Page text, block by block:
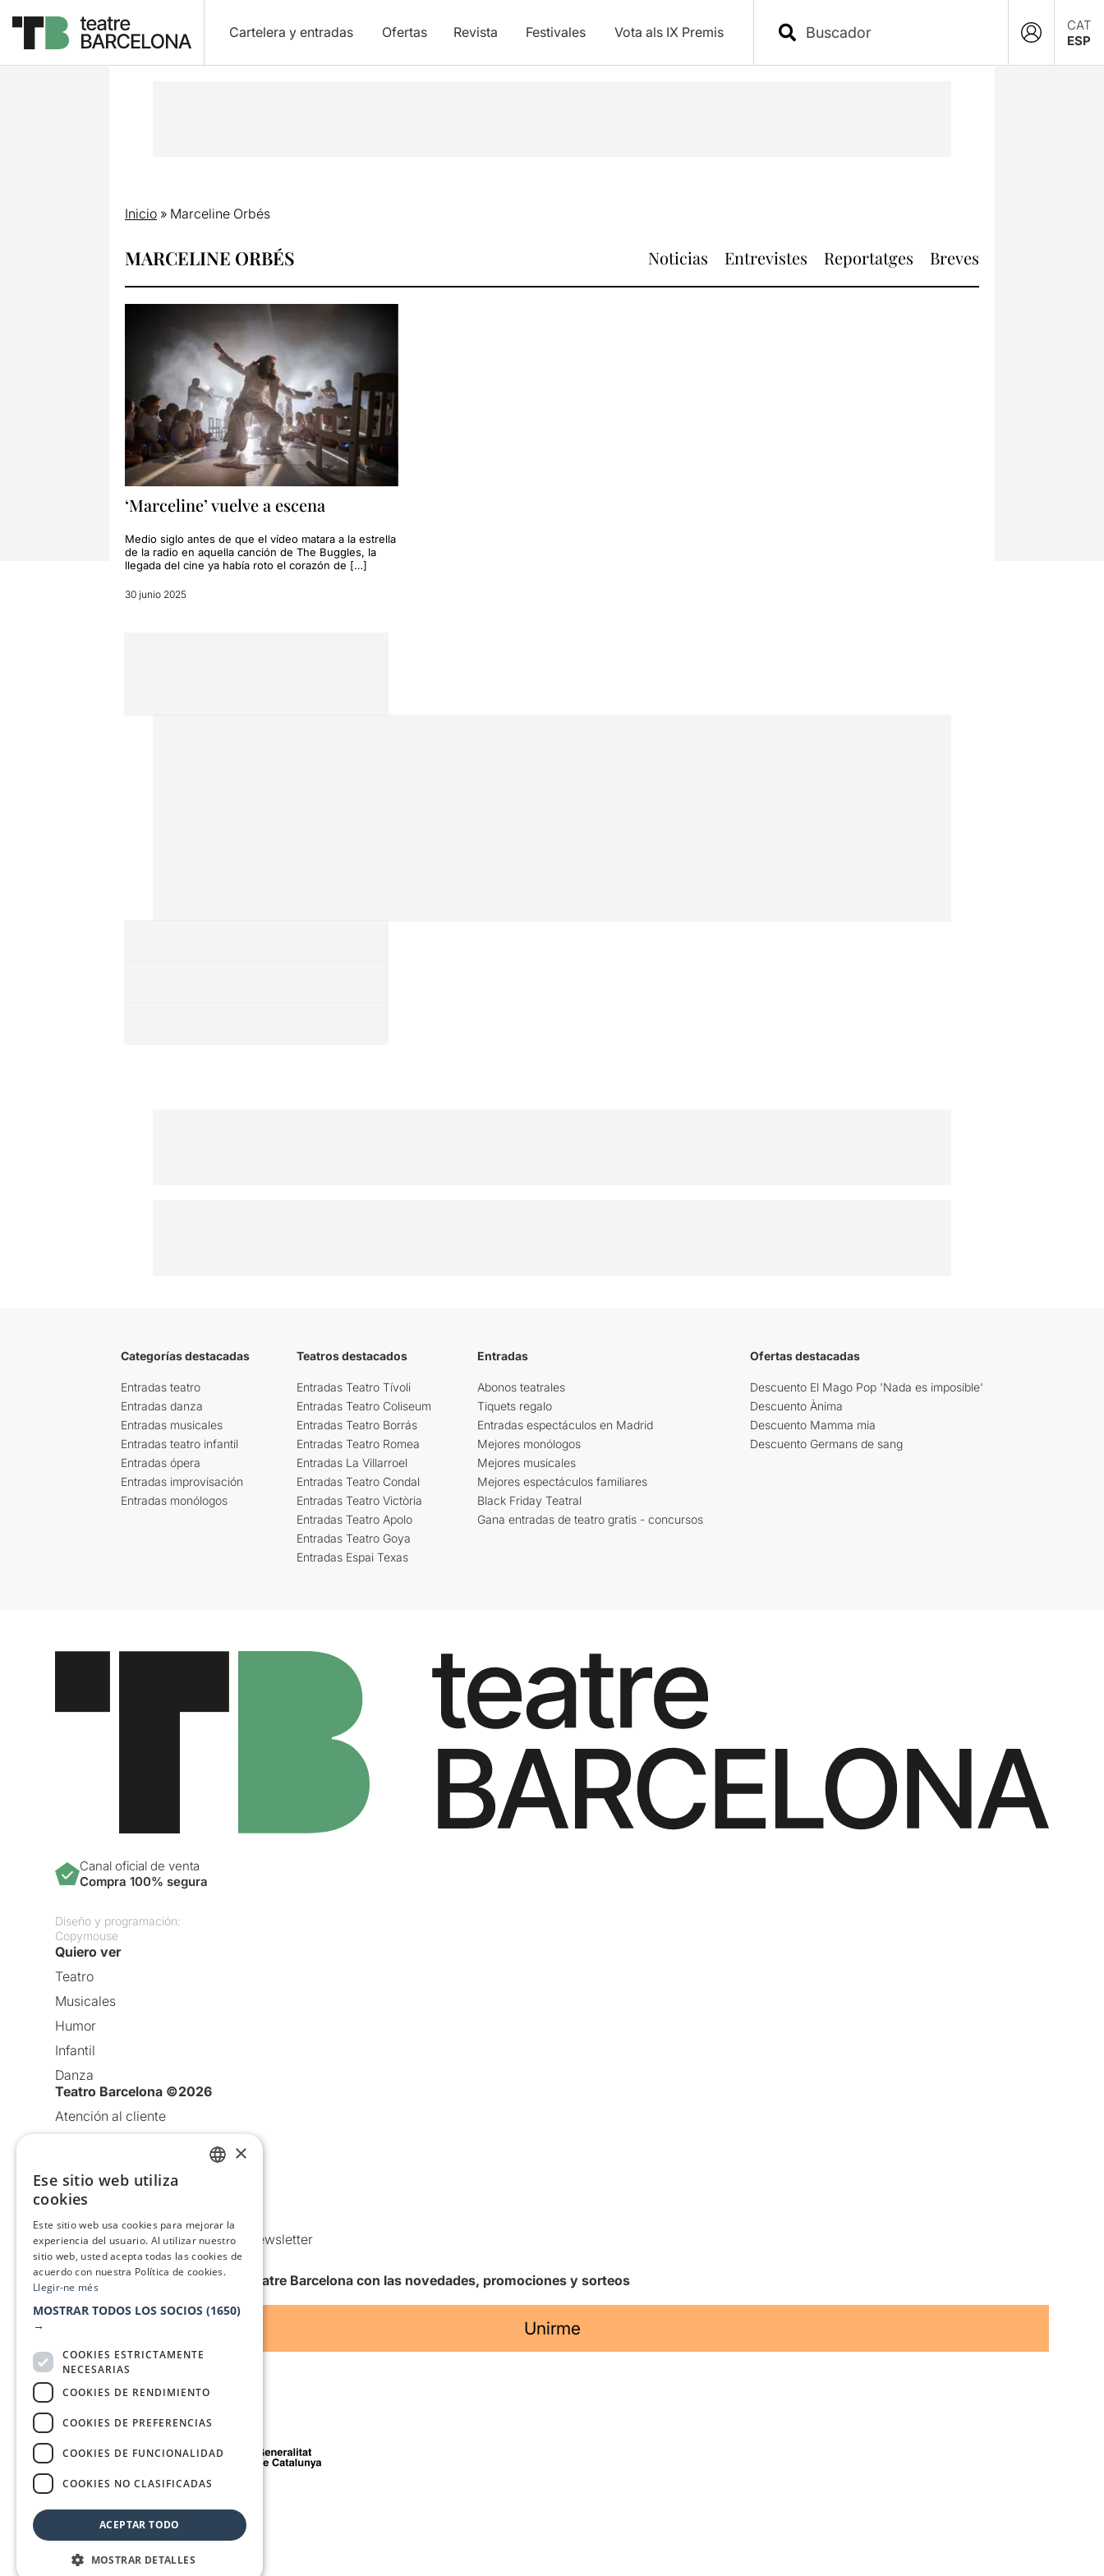
Cartelera y entradas Ofertas Revista Festivales Vota als IX Premis
CAT
ESP
Inicio» Marceline Orbés
MARCELINE ORBÉS Noticias Entrevistes Reportatges Breves
‘Marceline’ vuelve a escena
Medio siglo antes de que el vídeo matara a la estrella
de la radio en aquella canción de The Buggles, la
llegada del cine ya había roto el corazón de […]
30 junio 2025
Categorías destacadas
Entradas teatro
Entradas danza
Entradas musicales
Entradas teatro infantil
Entradas ópera
Entradas improvisación
Entradas monólogos
Teatros destacados
Entradas Teatro Tívoli
Entradas Teatro Coliseum
Entradas Teatro Borrás
Entradas Teatro Romea
Entradas La Villarroel
Entradas Teatro Condal
Entradas Teatro Victòria
Entradas Teatro Apolo
Entradas Teatro Goya
Entradas Espai Texas
Entradas
Abonos teatrales
Tiquets regalo
Entradas espectáculos en Madrid
Mejores monólogos
Mejores musicales
Mejores espectáculos familiares
Black Friday Teatral
Gana entradas de teatro gratis - concursos
Ofertas destacadas
Descuento El Mago Pop 'Nada es imposible'
Descuento Ànima
Descuento Mamma mia
Descuento Germans de sang
Canal oficial de venta
Compra 100% segura
Diseño y programación:
Copymouse
Quiero ver
Teatro
Musicales
Humor
Infantil
Danza
Teatro Barcelona ©2026
Atención al cliente
Política de Cookies
Comunicaciones comerciales y Newsletter
Anuncia’t
Quiero recibir la newsletter de Teatre Barcelona con las novedades, promociones y sorteos
Unirme
Con el apoyo de
×
Ese sitio web utiliza
cookies
Este sitio web usa cookies para mejorar la
experiencia del usuario. Al utilizar nuestro
sitio web, usted acepta todas las cookies de
acuerdo con nuestra Política de cookies.
Llegir-ne més
MOSTRAR TODOS LOS SOCIOS (1650)
→
COOKIES ESTRICTAMENTE
NECESARIAS
COOKIES DE RENDIMIENTO
COOKIES DE PREFERENCIAS
COOKIES DE FUNCIONALIDAD
COOKIES NO CLASIFICADAS
ACEPTAR TODO
MOSTRAR DETALLES